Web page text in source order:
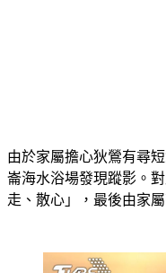
由於家屬擔心狄鶯有尋
崙海水浴場發現蹤影。
走、散心」，最後由家屬